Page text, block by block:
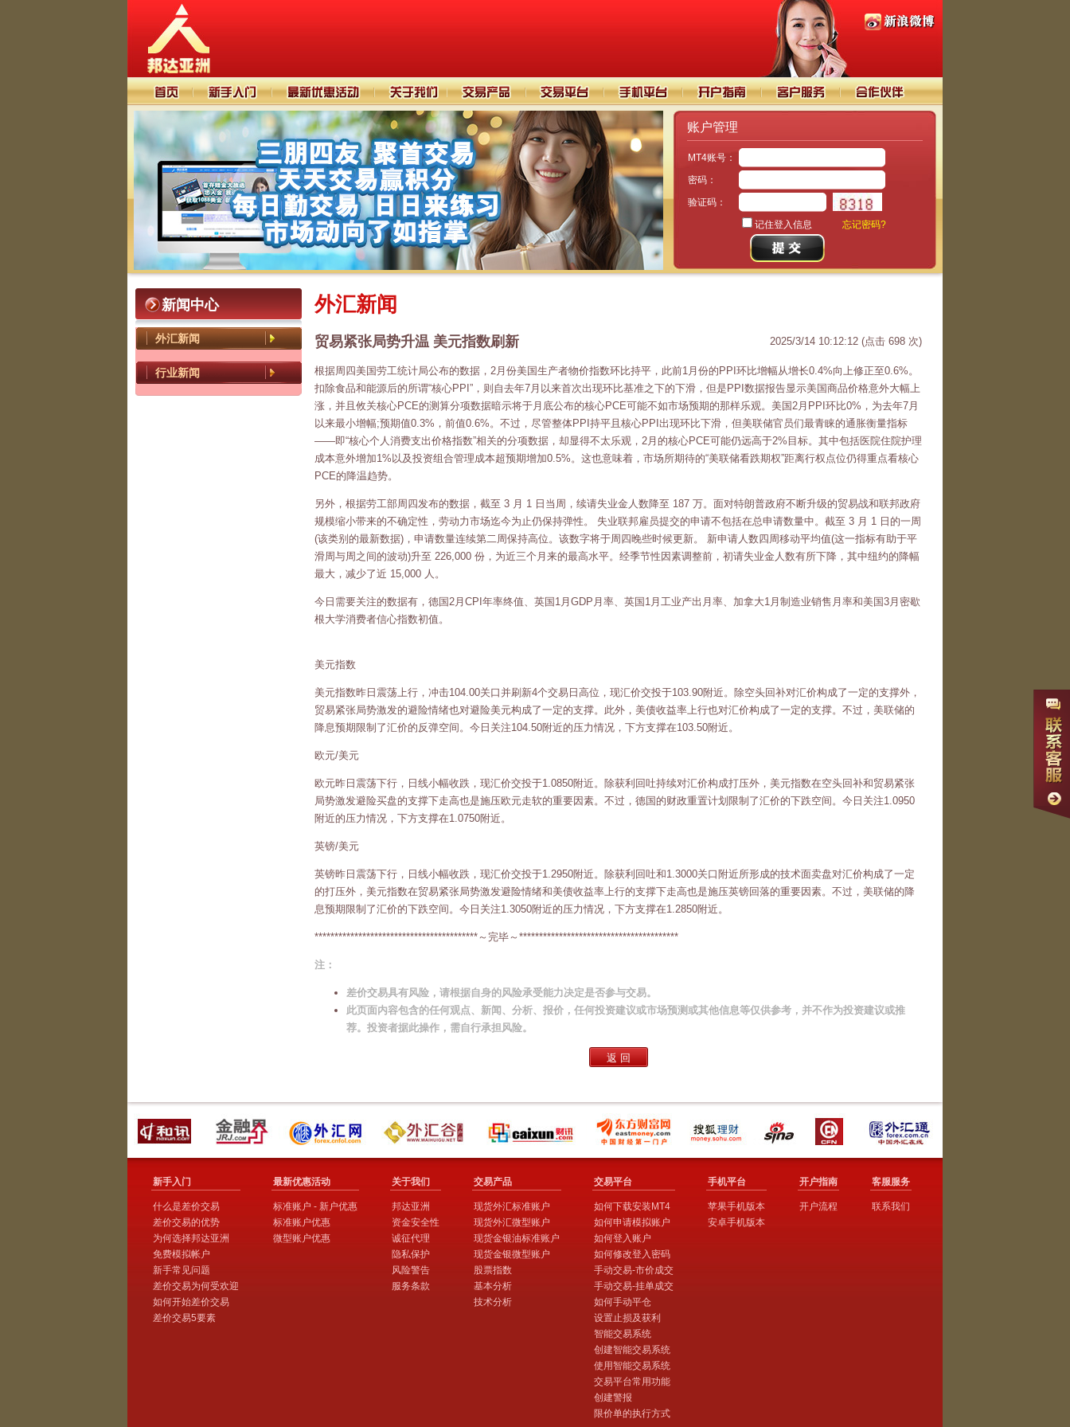
账户管理
MT4账号：
密码：
验证码：
记住登入信息
忘记密码?
新闻中心
外汇新闻
行业新闻
外汇新闻
2025/3/14 10:12:12 (点击 698 次)
贸易紧张局势升温 美元指数刷新
根据周四美国劳工统计局公布的数据，2月份美国生产者物价指数环比持平，此前1月份的PPI环比增幅从增长0.4%向上修正至0.6%。
扣除食品和能源后的所谓“核心PPI”，则自去年7月以来首次出现环比基准之下的下滑，但是PPI数据报告显示美国商品价格意外大幅上
涨，并且攸关核心PCE的测算分项数据暗示将于月底公布的核心PCE可能不如市场预期的那样乐观。美国2月PPI环比0%，为去年7月
以来最小增幅;预期值0.3%，前值0.6%。不过，尽管整体PPI持平且核心PPI出现环比下滑，但美联储官员们最青睐的通胀衡量指标
——即“核心个人消费支出价格指数”相关的分项数据，却显得不太乐观，2月的核心PCE可能仍远高于2%目标。其中包括医院住院护理
成本意外增加1%以及投资组合管理成本超预期增加0.5%。这也意味着，市场所期待的“美联储看跌期权”距离行权点位仍得重点看核心
PCE的降温趋势。
另外，根据劳工部周四发布的数据，截至 3 月 1 日当周，续请失业金人数降至 187 万。面对特朗普政府不断升级的贸易战和联邦政府
规模缩小带来的不确定性，劳动力市场迄今为止仍保持弹性。 失业联邦雇员提交的申请不包括在总申请数量中。截至 3 月 1 日的一周
(该类别的最新数据)，申请数量连续第二周保持高位。该数字将于周四晚些时候更新。 新申请人数四周移动平均值(这一指标有助于平
滑周与周之间的波动)升至 226,000 份，为近三个月来的最高水平。经季节性因素调整前，初请失业金人数有所下降，其中纽约的降幅
最大，减少了近 15,000 人。
今日需要关注的数据有，德国2月CPI年率终值、英国1月GDP月率、英国1月工业产出月率、加拿大1月制造业销售月率和美国3月密歇
根大学消费者信心指数初值。
美元指数
美元指数昨日震荡上行，冲击104.00关口并刷新4个交易日高位，现汇价交投于103.90附近。除空头回补对汇价构成了一定的支撑外，
贸易紧张局势激发的避险情绪也对避险美元构成了一定的支撑。此外，美债收益率上行也对汇价构成了一定的支撑。不过，美联储的
降息预期限制了汇价的反弹空间。今日关注104.50附近的压力情况，下方支撑在103.50附近。
欧元/美元
欧元昨日震荡下行，日线小幅收跌，现汇价交投于1.0850附近。除获利回吐持续对汇价构成打压外，美元指数在空头回补和贸易紧张
局势激发避险买盘的支撑下走高也是施压欧元走软的重要因素。不过，德国的财政重置计划限制了汇价的下跌空间。今日关注1.0950
附近的压力情况，下方支撑在1.0750附近。
英镑/美元
英镑昨日震荡下行，日线小幅收跌，现汇价交投于1.2950附近。除获利回吐和1.3000关口附近所形成的技术面卖盘对汇价构成了一定
的打压外，美元指数在贸易紧张局势激发避险情绪和美债收益率上行的支撑下走高也是施压英镑回落的重要因素。不过，美联储的降
息预期限制了汇价的下跌空间。今日关注1.3050附近的压力情况，下方支撑在1.2850附近。
*****************************************～完毕～****************************************
注：
差价交易具有风险，请根据自身的风险承受能力决定是否参与交易。
此页面内容包含的任何观点、新闻、分析、报价，任何投资建议或市场预测或其他信息等仅供参考，并不作为投资建议或推
荐。投资者据此操作，需自行承担风险。
新手入门
什么是差价交易
差价交易的优势
为何选择邦达亚洲
免费模拟帐户
新手常见问题
差价交易为何受欢迎
如何开始差价交易
差价交易5要素
最新优惠活动
标准账户 - 新户优惠
标准账户优惠
微型账户优惠
关于我们
邦达亚洲
资金安全性
诚征代理
隐私保护
风险警告
服务条款
交易产品
现货外汇标准账户
现货外汇微型账户
现货金银油标准账户
现货金银微型账户
股票指数
基本分析
技术分析
交易平台
如何下载安装MT4
如何申请模拟账户
如何登入账户
如何修改登入密码
手动交易-市价成交
手动交易-挂单成交
如何手动平仓
设置止损及获利
智能交易系统
创建智能交易系统
使用智能交易系统
交易平台常用功能
创建警报
限价单的执行方式
手机平台
苹果手机版本
安卓手机版本
开户指南
开户流程
客服服务
联系我们